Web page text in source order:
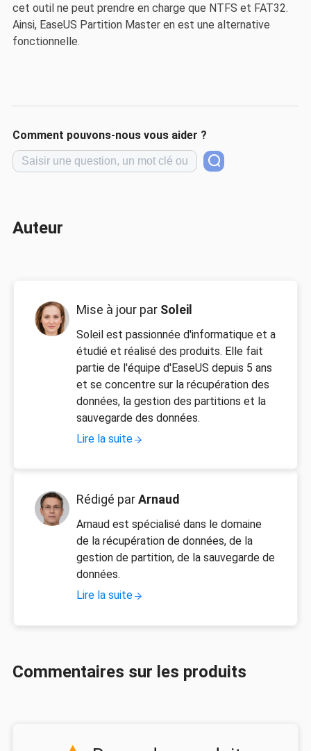
cet outil ne peut prendre en charge que NTFS et FAT32.
Ainsi, EaseUS Partition Master en est une alternative
fonctionnelle.
Comment pouvons-nous vous aider ?
Auteur
Mise à jour par Soleil
Soleil est passionnée d'informatique et a
étudié et réalisé des produits. Elle fait
partie de l'équipe d'EaseUS depuis 5 ans
et se concentre sur la récupération des
données, la gestion des partitions et la
sauvegarde des données.
Lire la suite
Rédigé parArnaud
Arnaud est spécialisé dans le domaine
de la récupération de données, de la
gestion de partition, de la sauvegarde de
données.
Lire la suite
Commentaires sur les produits